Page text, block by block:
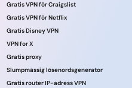
Gratis VPN för Craigslist
Gratis VPN för Netflix
Gratis Disney VPN
VPN for X
Gratis proxy
Slumpmässig lösenordsgenerator
Gratis router IP-adress VPN